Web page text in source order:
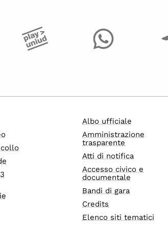
Albo ufficiale
Amministrazione
trasparente
Atti di notifica
Accesso civico e
documentale
Bandi di gara
Credits
Elenco siti tematici